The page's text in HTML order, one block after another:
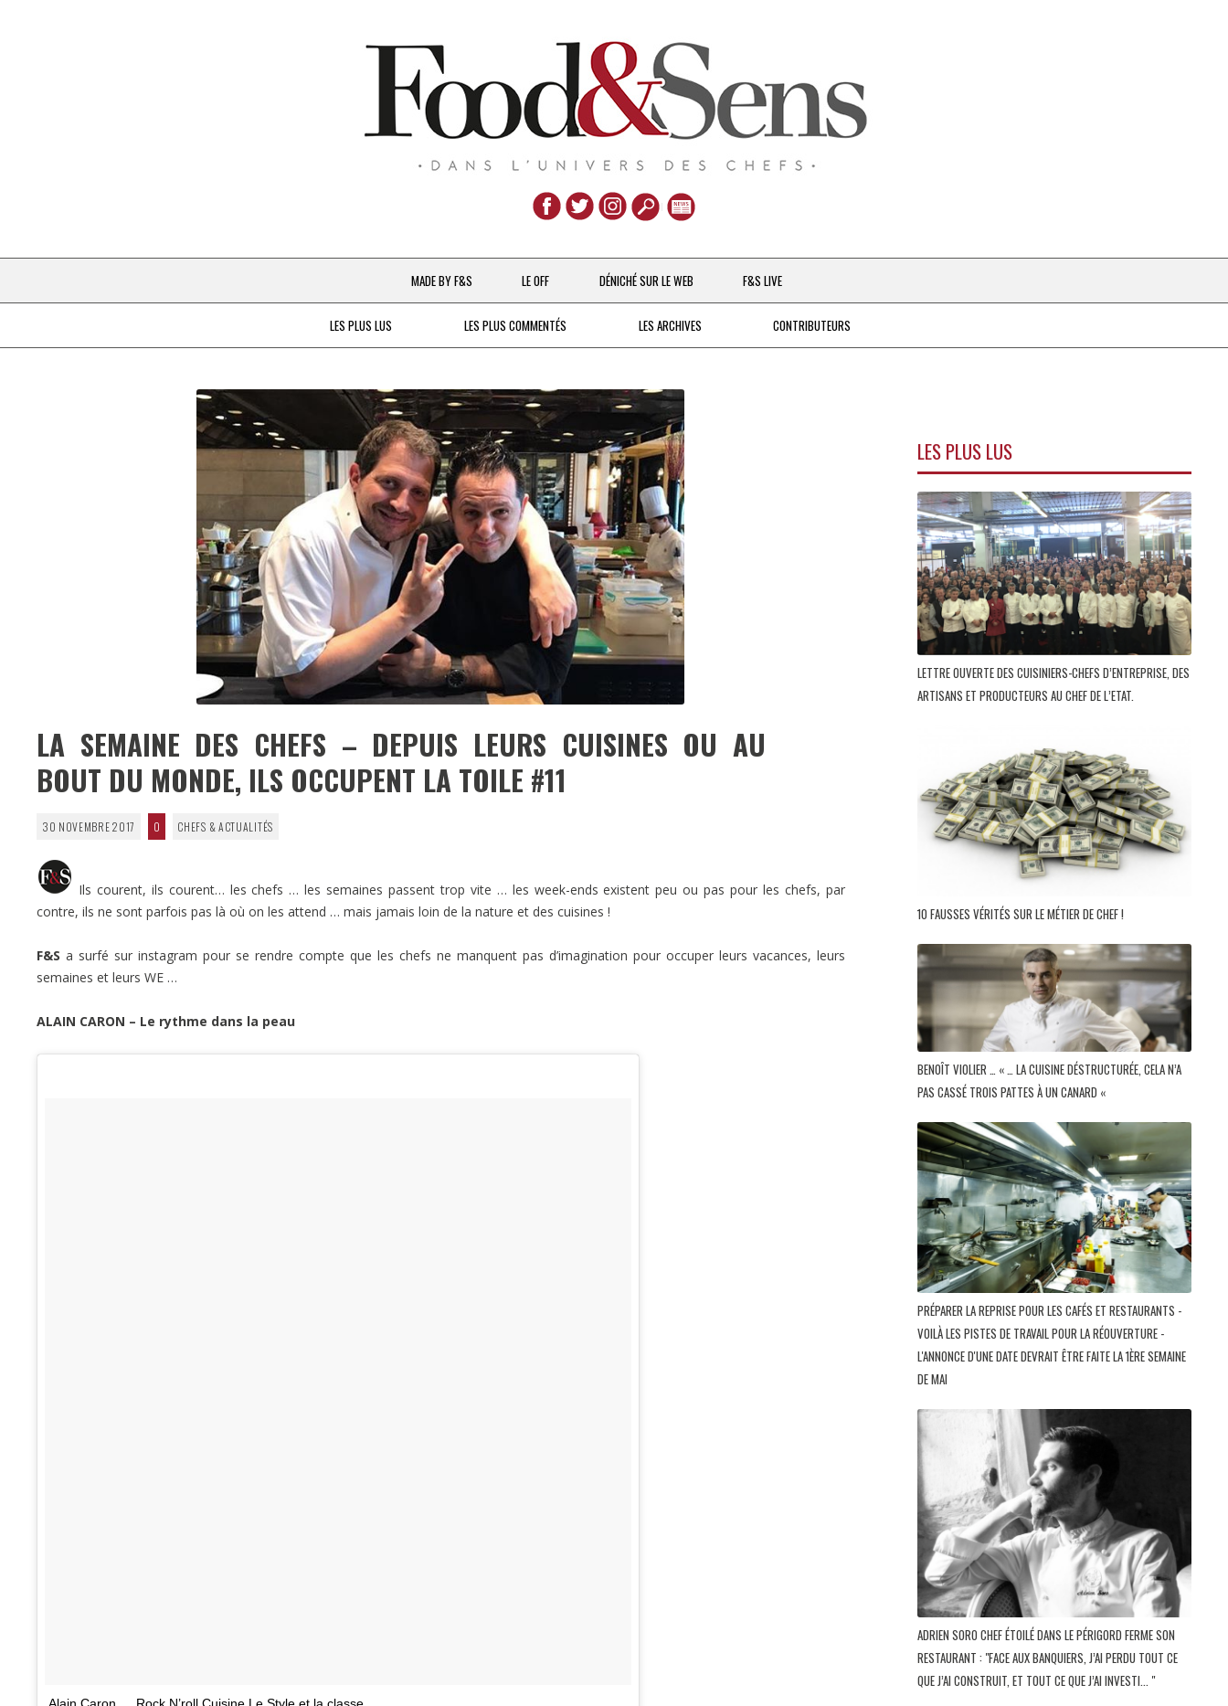
Aller
au
contenu
MADE BY F&S
CHEFS & ACTUALITÉS
À LA PETITE CUILLÈRE
DESTIN DE FEMME
V…DE VOYAGE
LE OFF DÉNICHÉ SUR LE WEB F&S LIVE
LES PLUS LUS LES PLUS COMMENTÉS LES ARCHIVES CONTRIBUTEURS
LA SEMAINE DES CHEFS – DEPUIS LEURS CUISINES OU AU
BOUT DU MONDE, ILS OCCUPENT LA TOILE #11
30 NOVEMBRE 2017 0 CHEFS & ACTUALITÉS
Ils courent, ils courent… les chefs … les semaines passent trop vite … les week-ends existent peu ou pas pour les chefs, par
contre, ils ne sont parfois pas là où on les attend … mais jamais loin de la nature et des cuisines !
F&S a surfé sur instagram pour se rendre compte que les chefs ne manquent pas d’imagination pour occuper leurs vacances, leurs
semaines et leurs WE …
ALAIN CARON – Le rythme dans la peau
Alain Caron … Rock N’roll Cuisine Le Style et la classe …
LES PLUS LUS
LETTRE OUVERTE DES CUISINIERS-CHEFS D’ENTREPRISE, DES
ARTISANS ET PRODUCTEURS AU CHEF DE L’ETAT.
10 FAUSSES VÉRITÉS SUR LE MÉTIER DE CHEF !
BENOÎT VIOLIER … « … LA CUISINE DÉSTRUCTURÉE, CELA N’A
PAS CASSÉ TROIS PATTES À UN CANARD «
PRÉPARER LA REPRISE POUR LES CAFÉS ET RESTAURANTS -
VOILÀ LES PISTES DE TRAVAIL POUR LA RÉOUVERTURE -
L'ANNONCE D'UNE DATE DEVRAIT ÊTRE FAITE LA 1ÈRE SEMAINE
DE MAI
ADRIEN SORO CHEF ÉTOILÉ DANS LE PÉRIGORD FERME SON
RESTAURANT : "FACE AUX BANQUIERS, J’AI PERDU TOUT CE
QUE J’AI CONSTRUIT, ET TOUT CE QUE J’AI INVESTI... "